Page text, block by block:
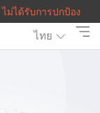
ไม่ได้รับการปกป้อง
ไทย